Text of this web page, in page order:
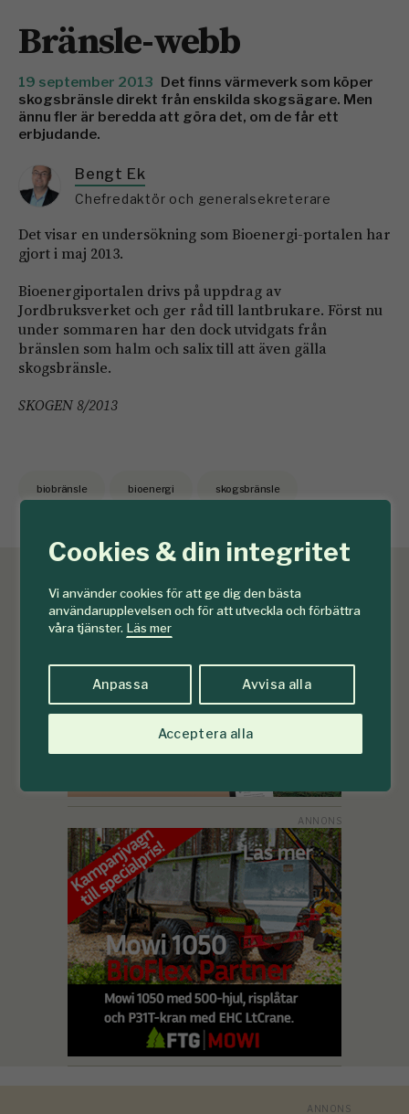
Cookies & din integritet
Vi använder cookies för att ge dig den bästa
användarupplevelsen och för att utveckla och förbättra
våra tjänster. Läs mer
Anpassa Avvisa alla
Acceptera alla
Bränsle-webb
19 september 2013 Det finns värmeverk som köper
skogsbränsle direkt från enskilda skogsägare. Men
ännu fler är beredda att göra det, om de får ett
erbjudande.
Bengt Ek
Chefredaktör och generalsekreterare
Det visar en undersökning som Bioenergi-portalen har
gjort i maj 2013.
Bioenergiportalen drivs på uppdrag av
Jordbruksverket och ger råd till lantbrukare. Först nu
under sommaren har den dock utvidgats från
bränslen som halm och salix till att även gälla
skogsbränsle.
SKOGEN 8/2013
biobränsle bioenergi skogsbränsle